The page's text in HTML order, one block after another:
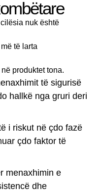
nuk është
të larta
produktet tona.
të sigurisë
hallkë nga gruri deri
i riskut në çdo fazë
çdo faktor të
menaxhimin e
dhe